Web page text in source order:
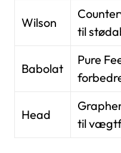
Wilson
til
Babolat
Pure
Head
til